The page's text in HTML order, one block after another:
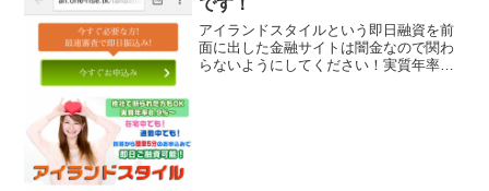
アイランドスタイルという即日融資を前
面に出した金融サイトは闇金なので関わ
らないようにしてください！実質年率